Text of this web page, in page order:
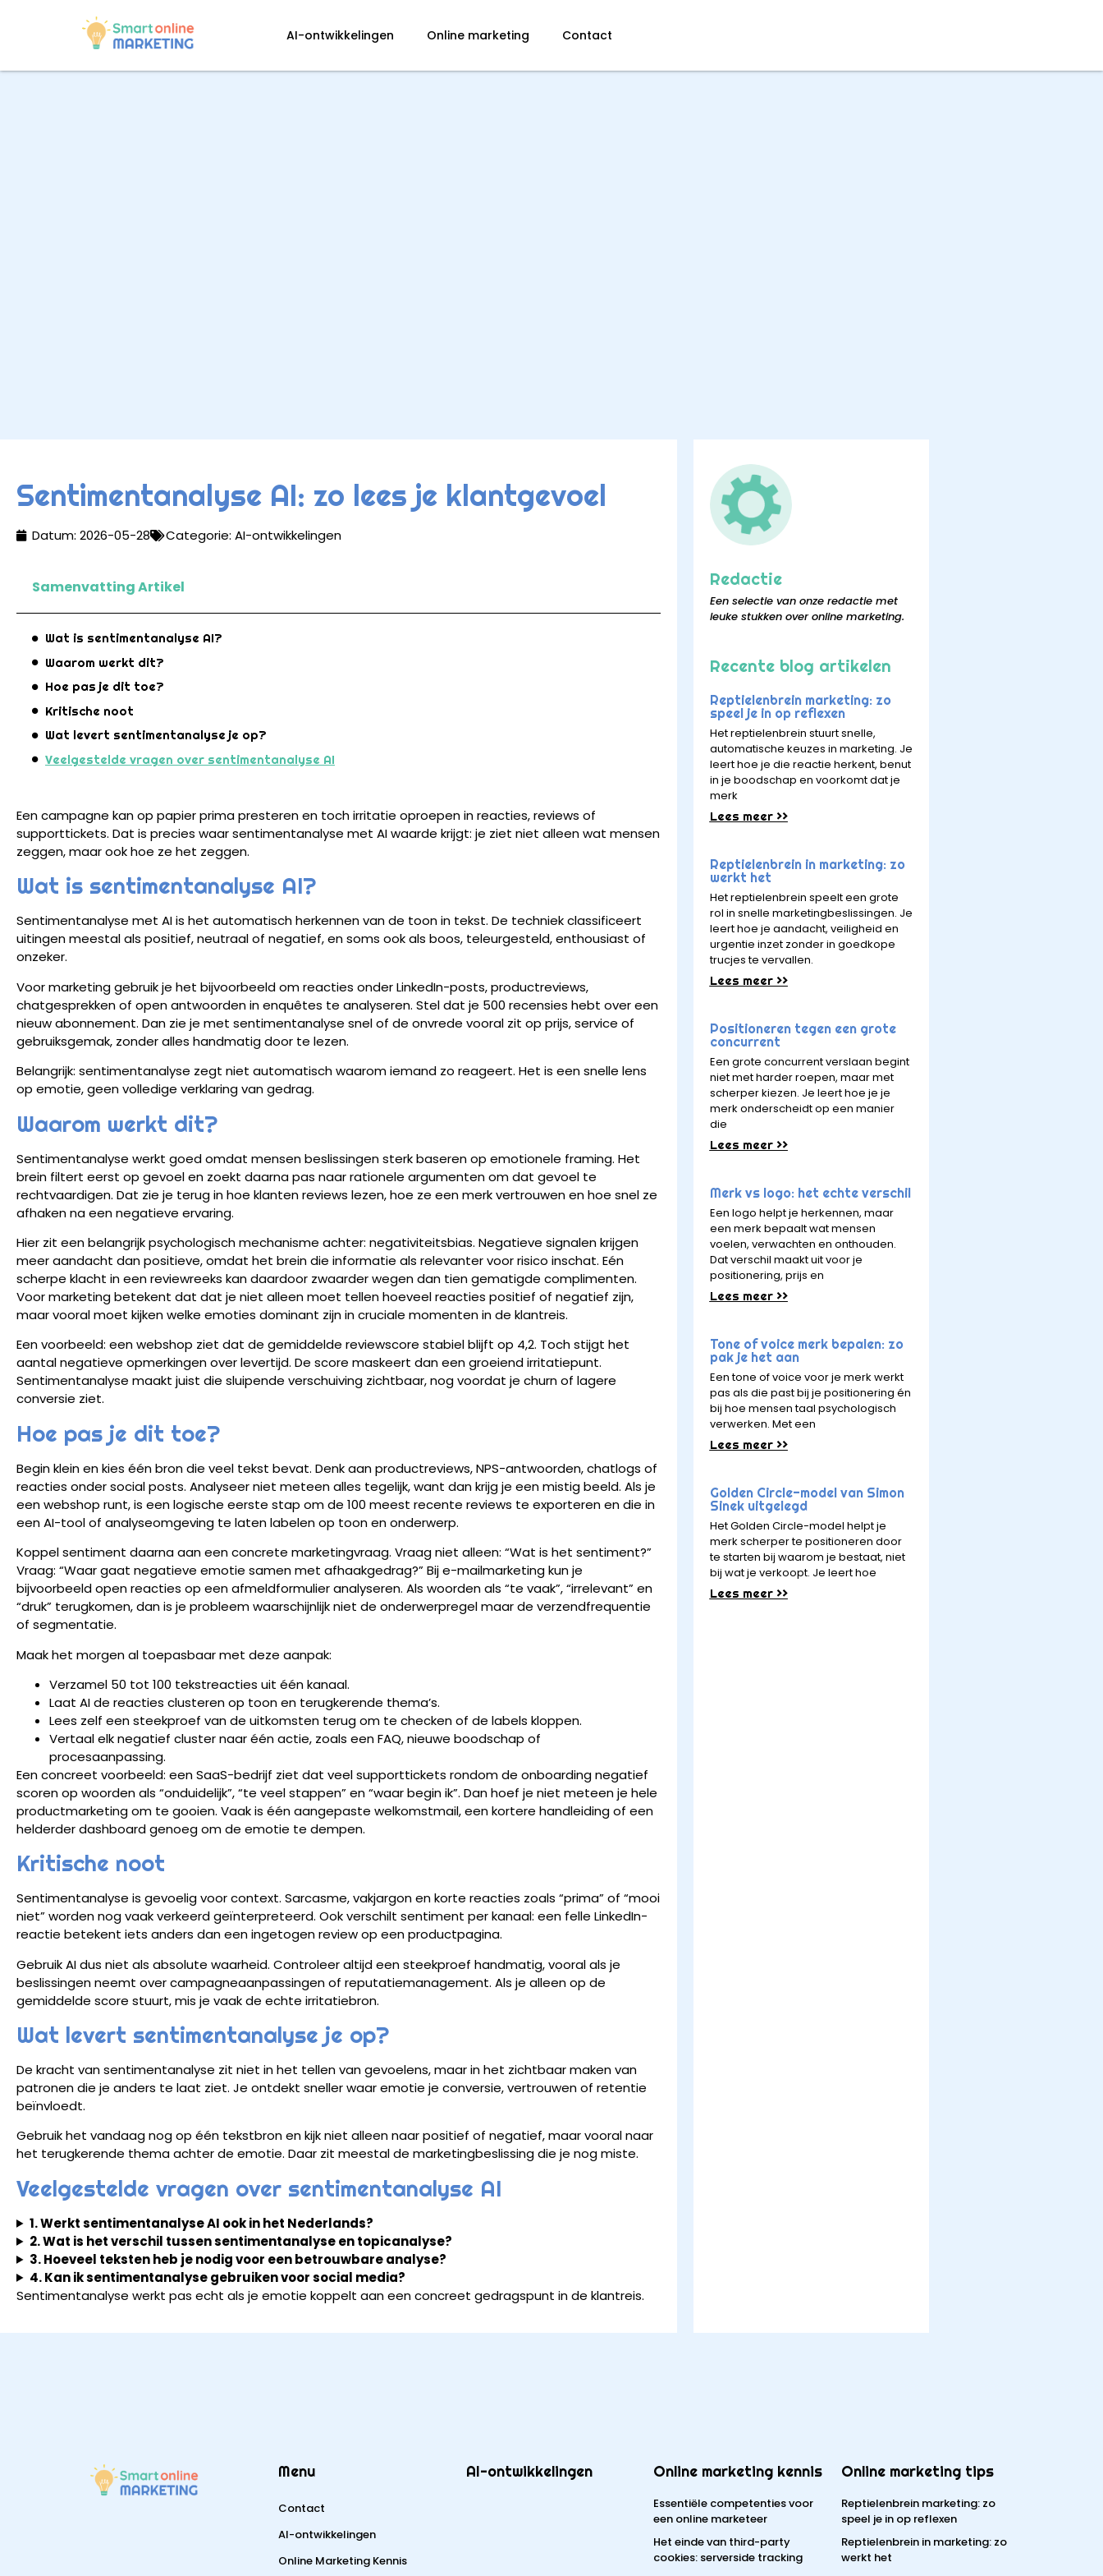
AI-ontwikkelingen Online marketing Contact
Sentimentanalyse AI: zo lees je klantgevoel
Datum: 2026-05-28 Categorie: AI-ontwikkelingen
Samenvatting Artikel
Wat is sentimentanalyse AI?
Waarom werkt dit?
Hoe pas je dit toe?
Kritische noot
Wat levert sentimentanalyse je op?
Veelgestelde vragen over sentimentanalyse AI
Een campagne kan op papier prima presteren en toch irritatie oproepen in reacties, reviews of
supporttickets. Dat is precies waar sentimentanalyse met AI waarde krijgt: je ziet niet alleen wat mensen
zeggen, maar ook hoe ze het zeggen.
Wat is sentimentanalyse AI?
Sentimentanalyse met AI is het automatisch herkennen van de toon in tekst. De techniek classificeert
uitingen meestal als positief, neutraal of negatief, en soms ook als boos, teleurgesteld, enthousiast of
onzeker.
Voor marketing gebruik je het bijvoorbeeld om reacties onder LinkedIn-posts, productreviews,
chatgesprekken of open antwoorden in enquêtes te analyseren. Stel dat je 500 recensies hebt over een
nieuw abonnement. Dan zie je met sentimentanalyse snel of de onvrede vooral zit op prijs, service of
gebruiksgemak, zonder alles handmatig door te lezen.
Belangrijk: sentimentanalyse zegt niet automatisch waarom iemand zo reageert. Het is een snelle lens
op emotie, geen volledige verklaring van gedrag.
Waarom werkt dit?
Sentimentanalyse werkt goed omdat mensen beslissingen sterk baseren op emotionele framing. Het
brein filtert eerst op gevoel en zoekt daarna pas naar rationele argumenten om dat gevoel te
rechtvaardigen. Dat zie je terug in hoe klanten reviews lezen, hoe ze een merk vertrouwen en hoe snel ze
afhaken na een negatieve ervaring.
Hier zit een belangrijk psychologisch mechanisme achter: negativiteitsbias. Negatieve signalen krijgen
meer aandacht dan positieve, omdat het brein die informatie als relevanter voor risico inschat. Eén
scherpe klacht in een reviewreeks kan daardoor zwaarder wegen dan tien gematigde complimenten.
Voor marketing betekent dat dat je niet alleen moet tellen hoeveel reacties positief of negatief zijn,
maar vooral moet kijken welke emoties dominant zijn in cruciale momenten in de klantreis.
Een voorbeeld: een webshop ziet dat de gemiddelde reviewscore stabiel blijft op 4,2. Toch stijgt het
aantal negatieve opmerkingen over levertijd. De score maskeert dan een groeiend irritatiepunt.
Sentimentanalyse maakt juist die sluipende verschuiving zichtbaar, nog voordat je churn of lagere
conversie ziet.
Hoe pas je dit toe?
Begin klein en kies één bron die veel tekst bevat. Denk aan productreviews, NPS-antwoorden, chatlogs of
reacties onder social posts. Analyseer niet meteen alles tegelijk, want dan krijg je een mistig beeld. Als je
een webshop runt, is een logische eerste stap om de 100 meest recente reviews te exporteren en die in
een AI-tool of analyseomgeving te laten labelen op toon en onderwerp.
Koppel sentiment daarna aan een concrete marketingvraag. Vraag niet alleen: “Wat is het sentiment?”
Vraag: “Waar gaat negatieve emotie samen met afhaakgedrag?” Bij e-mailmarketing kun je
bijvoorbeeld open reacties op een afmeldformulier analyseren. Als woorden als “te vaak”, “irrelevant” en
“druk” terugkomen, dan is je probleem waarschijnlijk niet de onderwerpregel maar de verzendfrequentie
of segmentatie.
Maak het morgen al toepasbaar met deze aanpak:
Verzamel 50 tot 100 tekstreacties uit één kanaal.
Laat AI de reacties clusteren op toon en terugkerende thema’s.
Lees zelf een steekproef van de uitkomsten terug om te checken of de labels kloppen.
Vertaal elk negatief cluster naar één actie, zoals een FAQ, nieuwe boodschap of
procesaanpassing.
Een concreet voorbeeld: een SaaS-bedrijf ziet dat veel supporttickets rondom de onboarding negatief
scoren op woorden als “onduidelijk”, “te veel stappen” en “waar begin ik”. Dan hoef je niet meteen je hele
productmarketing om te gooien. Vaak is één aangepaste welkomstmail, een kortere handleiding of een
helderder dashboard genoeg om de emotie te dempen.
Kritische noot
Sentimentanalyse is gevoelig voor context. Sarcasme, vakjargon en korte reacties zoals “prima” of “mooi
niet” worden nog vaak verkeerd geïnterpreteerd. Ook verschilt sentiment per kanaal: een felle LinkedIn-
reactie betekent iets anders dan een ingetogen review op een productpagina.
Gebruik AI dus niet als absolute waarheid. Controleer altijd een steekproef handmatig, vooral als je
beslissingen neemt over campagneaanpassingen of reputatiemanagement. Als je alleen op de
gemiddelde score stuurt, mis je vaak de echte irritatiebron.
Wat levert sentimentanalyse je op?
De kracht van sentimentanalyse zit niet in het tellen van gevoelens, maar in het zichtbaar maken van
patronen die je anders te laat ziet. Je ontdekt sneller waar emotie je conversie, vertrouwen of retentie
beïnvloedt.
Gebruik het vandaag nog op één tekstbron en kijk niet alleen naar positief of negatief, maar vooral naar
het terugkerende thema achter de emotie. Daar zit meestal de marketingbeslissing die je nog miste.
Veelgestelde vragen over sentimentanalyse AI
1. Werkt sentimentanalyse AI ook in het Nederlands?
2. Wat is het verschil tussen sentimentanalyse en topicanalyse?
3. Hoeveel teksten heb je nodig voor een betrouwbare analyse?
4. Kan ik sentimentanalyse gebruiken voor social media?
Sentimentanalyse werkt pas echt als je emotie koppelt aan een concreet gedragspunt in de klantreis.
Redactie
Een selectie van onze redactie met
leuke stukken over online marketing.
Recente blog artikelen
Reptielenbrein marketing: zo
speel je in op reflexen
Het reptielenbrein stuurt snelle,
automatische keuzes in marketing. Je
leert hoe je die reactie herkent, benut
in je boodschap en voorkomt dat je
merk
Lees meer >>
Reptielenbrein in marketing: zo
werkt het
Het reptielenbrein speelt een grote
rol in snelle marketingbeslissingen. Je
leert hoe je aandacht, veiligheid en
urgentie inzet zonder in goedkope
trucjes te vervallen.
Lees meer >>
Positioneren tegen een grote
concurrent
Een grote concurrent verslaan begint
niet met harder roepen, maar met
scherper kiezen. Je leert hoe je je
merk onderscheidt op een manier
die
Lees meer >>
Merk vs logo: het echte verschil
Een logo helpt je herkennen, maar
een merk bepaalt wat mensen
voelen, verwachten en onthouden.
Dat verschil maakt uit voor je
positionering, prijs en
Lees meer >>
Tone of voice merk bepalen: zo
pak je het aan
Een tone of voice voor je merk werkt
pas als die past bij je positionering én
bij hoe mensen taal psychologisch
verwerken. Met een
Lees meer >>
Golden Circle-model van Simon
Sinek uitgelegd
Het Golden Circle-model helpt je
merk scherper te positioneren door
te starten bij waarom je bestaat, niet
bij wat je verkoopt. Je leert hoe
Lees meer >>
Menu
Contact
AI-ontwikkelingen
Online Marketing Kennis
AI-ontwikkelingen Online marketing kennis
Essentiële competenties voor
een online marketeer
Het einde van third-party
cookies: serverside tracking
Online marketing tips
Reptielenbrein marketing: zo
speel je in op reflexen
Reptielenbrein in marketing: zo
werkt het